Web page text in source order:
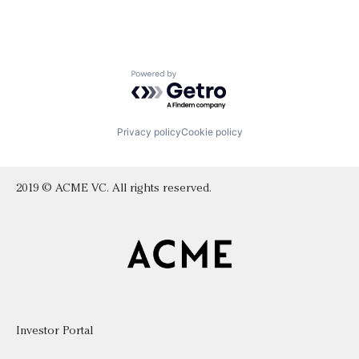
Powered by Getro.com
Privacy policyCookie policy
2019 © ACME VC. All rights reserved.
Investor Portal